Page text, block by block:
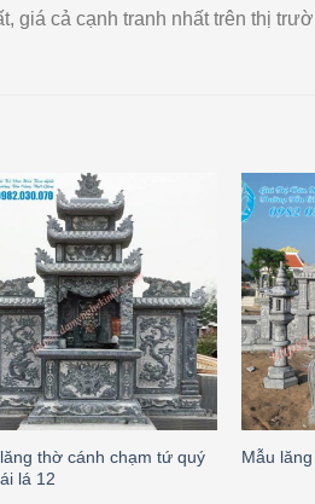
giá cả cạnh tranh nhất trên thị
thờ cánh chạm tứ quý
lá 12
Mẫu